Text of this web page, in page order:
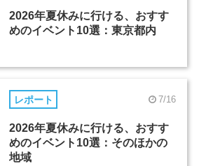
2026年夏休みに行ける、おすす
めのイベント10選：東京都内
レポート 7/16
2026年夏休みに行ける、おすす
めのイベント10選：そのほかの
地域